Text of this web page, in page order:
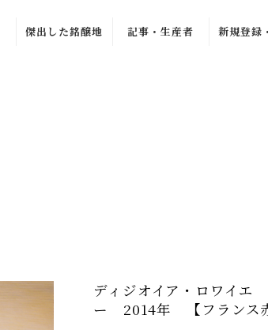
傑出した銘醸地
シャサーニュ・モンラッシェ
ピエモンテ
記事・生産者
ジトン・ペール・
エ・フィス
新規登録
ディジオイア・ロワイ
ー 2014年 【フランス